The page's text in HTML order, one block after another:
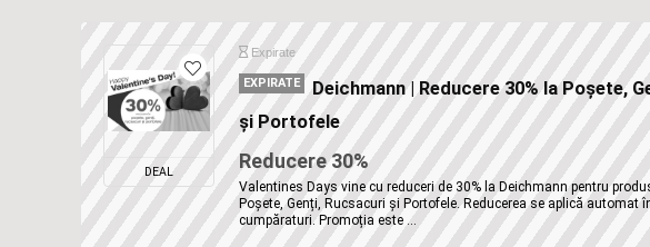
DEAL
Expirate
EXPIRATE
Deichmann | Reducere 30% la Poșete,
și Portofele
Reducere 30%
Valentines Days vine cu reduceri de 30% la Deichmann pentru
Poșete, Genți, Rucsacuri și Portofele. Reducerea se aplică automat
cumpăraturi. Promoția este ...